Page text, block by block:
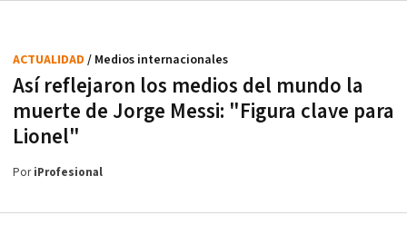
Así reflejaron los medios del mundo la
muerte de Jorge Messi: "Figura clave para
Lionel"
ACTUALIDAD / Medios internacionales
PoriProfesional